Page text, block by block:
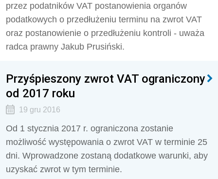
przez podatników VAT postanowienia organów
podatkowych o przedłużeniu terminu na zwrot VAT
oraz postanowienie o przedłużeniu kontroli - uważa
radca prawny Jakub Prusiński.
Przyśpieszony zwrot VAT ograniczony
od 2017 roku
19 gru 2016
Od 1 stycznia 2017 r. ograniczona zostanie
możliwość występowania o zwrot VAT w terminie 25
dni. Wprowadzone zostaną dodatkowe warunki, aby
uzyskać zwrot w tym terminie.